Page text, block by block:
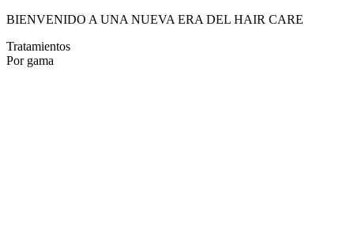
BIENVENIDO A UNA NUEVA ERA DEL HAIR CARE
Tratamientos
Por gama